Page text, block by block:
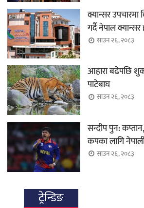
क्यान्सर उपचारमा
गर्दै नेपाल
साउन २६, २०८३
आहारा बढेपछि
पाटेबाघ
साउन २६, २०८३
सन्दीप पुन:
कपका लागि
साउन २६, २०८३
ट्रेन्डिङ